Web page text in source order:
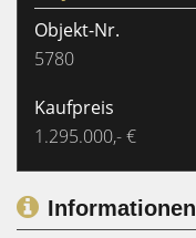
Objekt-Nr.
5780
Kaufpreis
1.295.000,- €
Informationen